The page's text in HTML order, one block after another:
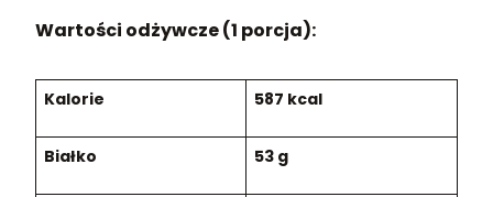
Wartości odżywcze (1 porcja):
Kalorie 587 kcal
Białko 53 g